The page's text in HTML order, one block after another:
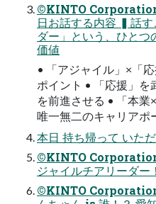
©KINTO
日お話する内容 ▍話す
ダー」という、ひとつ
価値
• 「アジャイル」×「
ポイント • 「応援」を
を前進させる • 「本業
唯一無二のキャリアポ
本日 持ち帰って いた
©KINTO
ジャイルチアリーダ
©KINTO